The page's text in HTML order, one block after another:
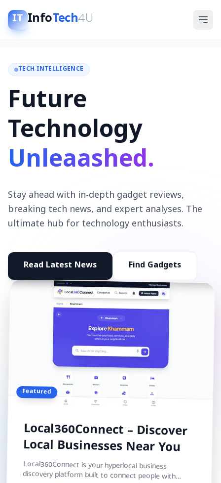
IT InfoTech4U
TECH INTELLIGENCE
Future
Technology
Unleaashed.
Stay ahead with in-depth gadget reviews,
breaking tech news, and expert analyses. The
ultimate hub for technology enthusiasts.
Read Latest News Find Gadgets
Featured
Local360Connect – Discover
Local Businesses Near You
Local360Connect is your hyperlocal business
discovery platform built to connect people with